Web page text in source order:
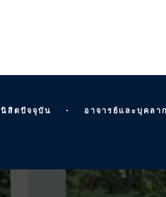
นิสิตปัจจุบัน อาจารย์และบุคลา